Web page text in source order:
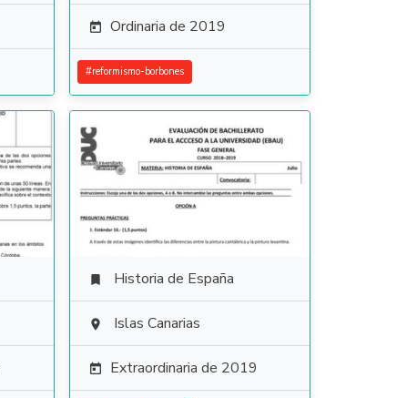
 Ordinaria de 2019
#reformismo-borbones
 Historia de España
 Islas Canarias
 Extraordinaria de 2019